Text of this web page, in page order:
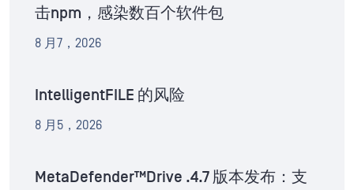
击npm，感染数百个软件包
8 月7，2026
IntelligentFILE 的风险
8 月5，2026
MetaDefender™Drive .4.7 版本发布：支